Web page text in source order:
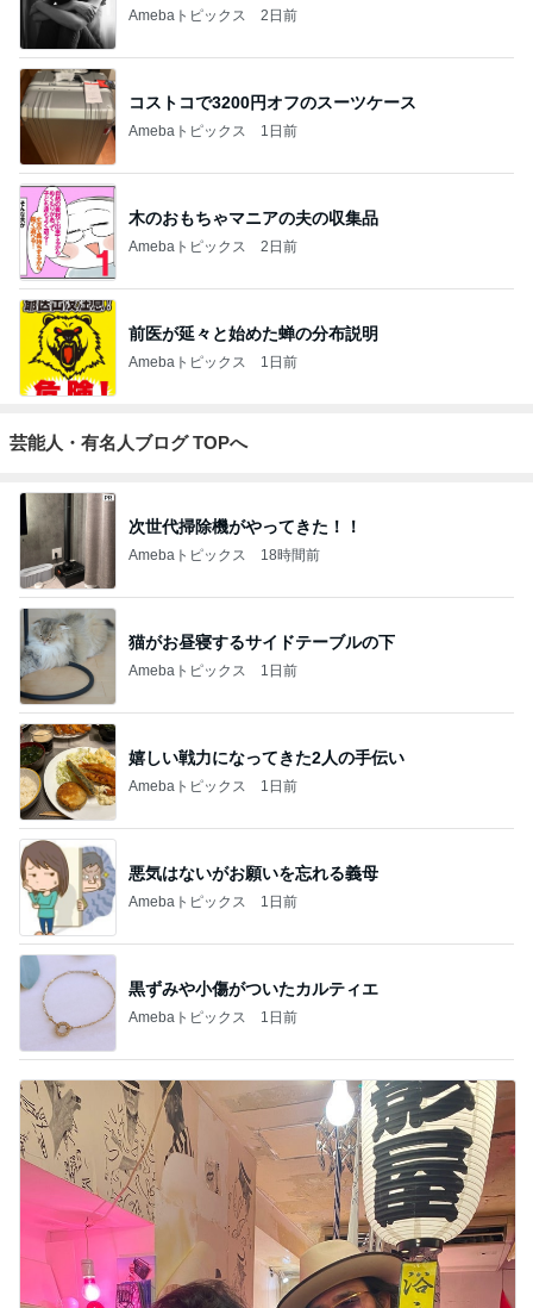
Amebaトピックス 2日前
コストコで3200円オフのスーツケース
Amebaトピックス 1日前
木のおもちゃマニアの夫の収集品
Amebaトピックス 2日前
前医が延々と始めた蝉の分布説明
Amebaトピックス 1日前
芸能人・有名人ブログ TOPへ
次世代掃除機がやってきた！！
Amebaトピックス 18時間前
猫がお昼寝するサイドテーブルの下
Amebaトピックス 1日前
嬉しい戦力になってきた2人の手伝い
Amebaトピックス 1日前
悪気はないがお願いを忘れる義母
Amebaトピックス 1日前
黒ずみや小傷がついたカルティエ
Amebaトピックス 1日前